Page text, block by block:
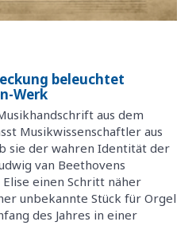
beleuchtet
Werk
aus dem
Musikwissenschaftler aus
sie der wahren Identität der
van Beethovens
einen Schritt näher
unbekannte Stück für Orgel
des Jahres in einer